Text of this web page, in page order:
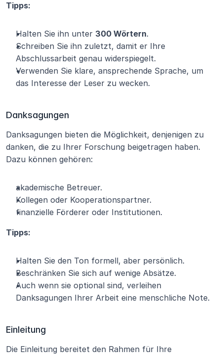
Tipps:
Halten Sie ihn unter 300 Wörtern.
Schreiben Sie ihn zuletzt, damit er Ihre
Abschlussarbeit genau widerspiegelt.
Verwenden Sie klare, ansprechende Sprache, um
das Interesse der Leser zu wecken.
Danksagungen
Danksagungen bieten die Möglichkeit, denjenigen zu
danken, die zu Ihrer Forschung beigetragen haben.
Dazu können gehören:
akademische Betreuer.
Kollegen oder Kooperationspartner.
finanzielle Förderer oder Institutionen.
Tipps:
Halten Sie den Ton formell, aber persönlich.
Beschränken Sie sich auf wenige Absätze.
Auch wenn sie optional sind, verleihen
Danksagungen Ihrer Arbeit eine menschliche Note.
Einleitung
Die Einleitung bereitet den Rahmen für Ihre